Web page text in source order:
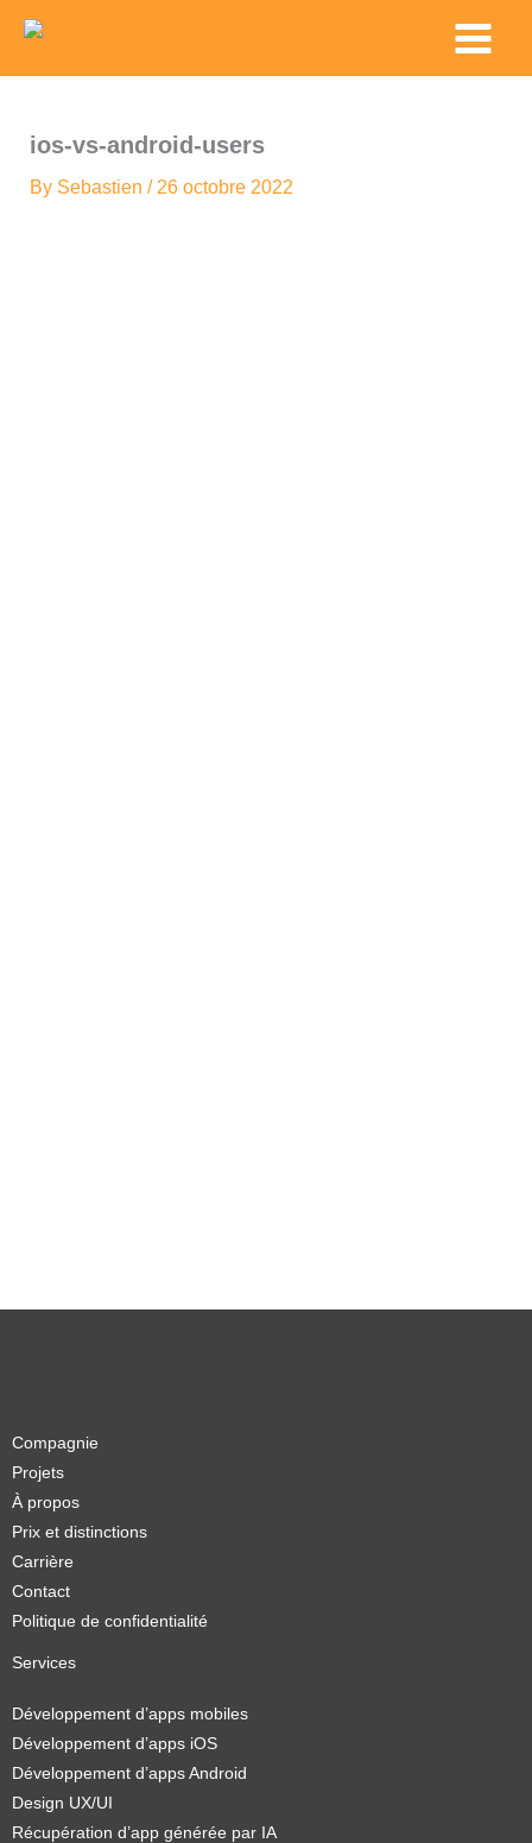
content
Main
Menu
ios-vs-android-users
By Sebastien /26 octobre 2022
Compagnie
Projets
À propos
Prix et distinctions
Carrière
Contact
Politique de confidentialité
Services
Développement d’apps mobiles
Développement d’apps iOS
Développement d’apps Android
Design UX/UI
Récupération d’app générée par IA